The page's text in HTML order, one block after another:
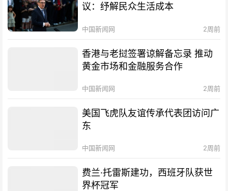
议：纾解民众生活成本
中国新闻网 2周前
香港与老挝签署谅解备忘录 推动
黄金市场和金融服务合作
中国新闻网 2周前
美国飞虎队友谊传承代表团访问广
东
中国新闻网 2周前
费兰·托雷斯建功，西班牙队获世
界杯冠军